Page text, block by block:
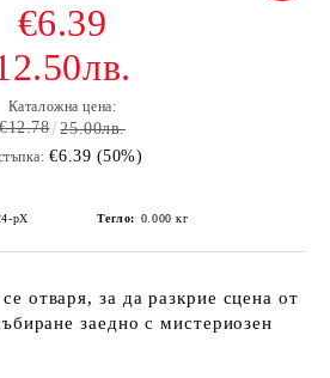
€6.39
Каталожна цена:
€12.78 25.00лв.
€6.39 (50%)
рХ Тегло: 0.000 кг
отваря, за да разкрие сцена от
заедно с мистериозен